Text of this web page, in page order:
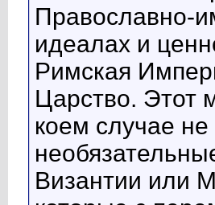
Православно-
идеалах и
Римская
Царство. Этот
коем случае
Византии или